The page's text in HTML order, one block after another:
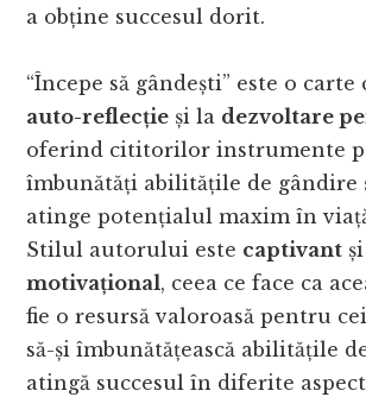
a obține succesul dorit.
“Începe să gândești” este o
auto-reflecție și la dezvoltare
oferind cititorilor instrumente
îmbunătăți abilitățile de gândire
atinge potențialul maxim în
Stilul autorului este captivant și
motivațional, ceea ce face ca
fie o resursă valoroasă pentru
să-și îmbunătățească abilitățile
atingă succesul în diferite